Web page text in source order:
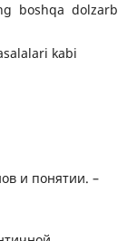
boshqa dolzarb
kabi
и понятии. –